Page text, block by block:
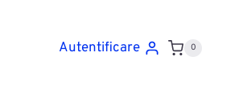
Autentificare 0